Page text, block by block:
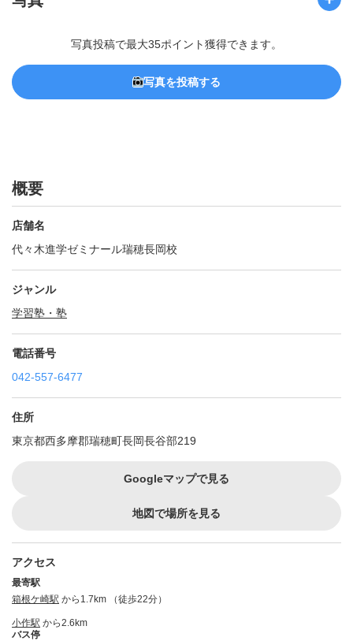
写真投稿で最大35ポイント獲得できます。
写真を投稿する
概要
店舗名
代々木進学ゼミナール瑞穂長岡校
ジャンル
学習塾・塾
電話番号
042-557-6477
住所
東京都西多摩郡瑞穂町長岡長谷部219
Googleマップで見る
地図で場所を見る
アクセス
最寄駅
箱根ケ崎駅 から1.7km （徒歩22分）
小作駅 から2.6km
バス停